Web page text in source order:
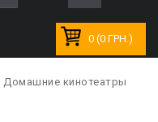
0 (0 ГРН.)
кинотеатры